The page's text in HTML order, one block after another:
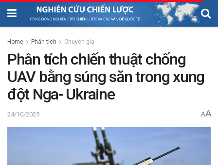
Home Phân tích Chuyên gia
Phân tích chiến thuật chống
UAV bằng súng săn trong xung
đột Nga- Ukraine
24/10/2025 AA